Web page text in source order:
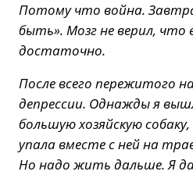
Потому что война.
быть». Мозг не верил, что
достаточно.
После всего пережитого
депрессии. Однажды я
большую хозяйскую
упала вместе с ней на
Но надо жить дальше. Я